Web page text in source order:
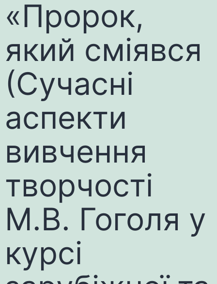
«Пророк,
який сміявся
(Сучасні
аспекти
вивчення
творчості
М.В. Гоголя у
курсі